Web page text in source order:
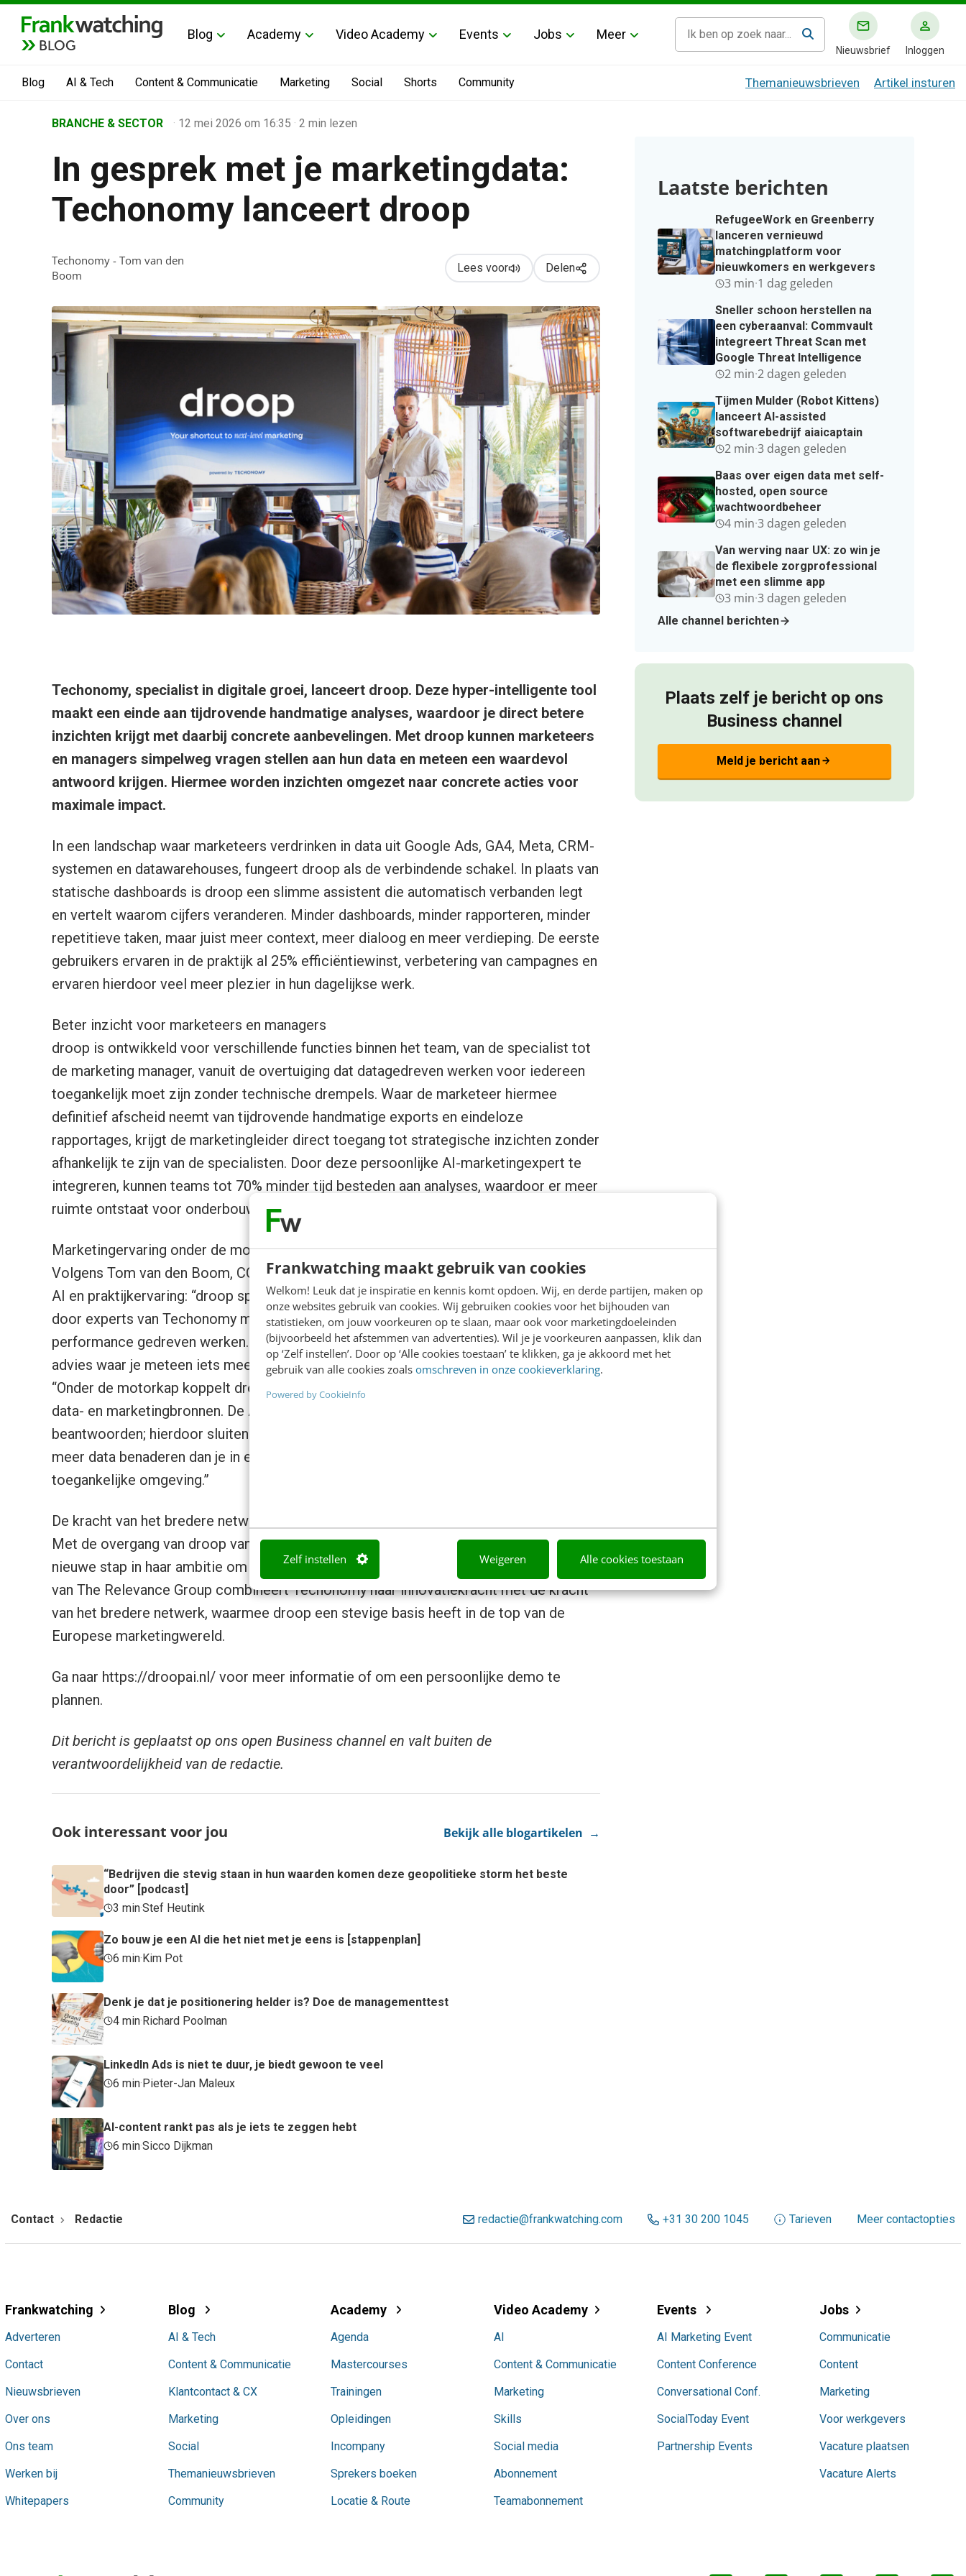
Frankwatching maakt gebruik van cookies
Welkom! Leuk dat je inspiratie en kennis komt opdoen. Wij, en derde partijen, maken op
onze websites gebruik van cookies. Wij gebruiken cookies voor het bijhouden van
statistieken, om jouw voorkeuren op te slaan, maar ook voor marketingdoeleinden
(bijvoorbeeld het afstemmen van advertenties). Wil je je voorkeuren aanpassen, klik dan
op ‘Zelf instellen’. Door op ‘Alle cookies toestaan’ te klikken, ga je akkoord met het
gebruik van alle cookies zoals omschreven in onze cookieverklaring.
Powered by CookieInfo
Zelf instellen Weigeren Alle cookies toestaan
BLOG
Blog Academy Video Academy Events Jobs Meer
Nieuwsbrief Inloggen
Blog AI & Tech Content & Communicatie Marketing Social Shorts Community Themanieuwsbrieven Artikel insturen
Business Channel
›
In gesprek met je marketingdata: Techonomy lanceert droop
BRANCHE & SECTOR · 12 mei 2026 om 16:35 · 2 min lezen
In gesprek met je marketingdata:
Techonomy lanceert droop
Techonomy - Tom van den
Boom
Lees voor Delen
Techonomy, specialist in digitale groei, lanceert droop. Deze hyper-intelligente tool
maakt een einde aan tijdrovende handmatige analyses, waardoor je direct betere
inzichten krijgt met daarbij concrete aanbevelingen. Met droop kunnen marketeers
en managers simpelweg vragen stellen aan hun data en meteen een waardevol
antwoord krijgen. Hiermee worden inzichten omgezet naar concrete acties voor
maximale impact.
In een landschap waar marketeers verdrinken in data uit Google Ads, GA4, Meta, CRM-
systemen en datawarehouses, fungeert droop als de verbindende schakel. In plaats van
statische dashboards is droop een slimme assistent die automatisch verbanden legt
en vertelt waarom cijfers veranderen. Minder dashboards, minder rapporteren, minder
repetitieve taken, maar juist meer context, meer dialoog en meer verdieping. De eerste
gebruikers ervaren in de praktijk al 25% efficiëntiewinst, verbetering van campagnes en
ervaren hierdoor veel meer plezier in hun dagelijkse werk.
Beter inzicht voor marketeers en managers
droop is ontwikkeld voor verschillende functies binnen het team, van de specialist tot
de marketing manager, vanuit de overtuiging dat datagedreven werken voor iedereen
toegankelijk moet zijn zonder technische drempels. Waar de marketeer hiermee
definitief afscheid neemt van tijdrovende handmatige exports en eindeloze
rapportages, krijgt de marketingleider direct toegang tot strategische inzichten zonder
afhankelijk te zijn van de specialisten. Door deze persoonlijke AI-marketingexpert te
integreren, kunnen teams tot 70% minder tijd besteden aan analyses, waardoor er meer
ruimte ontstaat voor onderbouwde besluitvorming, creativiteit en groei.
Marketingervaring onder de motorkap
Volgens Tom van den Boom, COO van Techonomy, zit de kracht in de combinatie van
AI en praktijkervaring: “droop spreekt de taal van de marketeer omdat het is gebouwd
door experts van Techonomy met samen meer dan dertig jaar ervaring in data en
performance gedreven werken. We geven geen generieke antwoorden, maar specifiek
advies waar je meteen iets mee kunt.” Daan Luttik, CTO van Techonomy, vult aan:
“Onder de motorkap koppelt droop de beste AI-technieken rechtstreeks aan je eigen
data- en marketingbronnen. De AI bepaalt welke data nodig is om de vraag te
beantwoorden; hierdoor sluiten de inzichten altijd naadloos aan op de vraag, kan je
meer data benaderen dan je in een dashboard ziet en blijf je tegelijk in een veilige én
toegankelijke omgeving.”
De kracht van het bredere netwerk van The Relevance Group
Met de overgang van droop van de bètafase naar de brede markt zet Techonomy een
nieuwe stap in haar ambitie om opinieleider te zijn in de digitale keten. Als onderdeel
van The Relevance Group combineert Techonomy haar innovatiekracht met de kracht
van het bredere netwerk, waarmee droop een stevige basis heeft in de top van de
Europese marketingwereld.
Ga naar https://droopai.nl/ voor meer informatie of om een persoonlijke demo te
plannen.
Dit bericht is geplaatst op ons open Business channel en valt buiten de
verantwoordelijkheid van de redactie.
Ook interessant voor jou Bekijk alle blogartikelen →
“Bedrijven die stevig staan in hun waarden komen deze geopolitieke storm het beste
door” [podcast]
3 min·Stef Heutink
Zo bouw je een AI die het niet met je eens is [stappenplan]
6 min·Kim Pot
Denk je dat je positionering helder is? Doe de managementtest
4 min·Richard Poolman
LinkedIn Ads is niet te duur, je biedt gewoon te veel
6 min·Pieter-Jan Maleux
AI-content rankt pas als je iets te zeggen hebt
6 min·Sicco Dijkman
Laatste berichten
RefugeeWork en Greenberry
lanceren vernieuwd
matchingplatform voor
nieuwkomers en werkgevers
3 min·1 dag geleden
Sneller schoon herstellen na
een cyberaanval: Commvault
integreert Threat Scan met
Google Threat Intelligence
2 min·2 dagen geleden
Tijmen Mulder (Robot Kittens)
lanceert AI-assisted
softwarebedrijf aiaicaptain
2 min·3 dagen geleden
Baas over eigen data met self-
hosted, open source
wachtwoordbeheer
4 min·3 dagen geleden
Van werving naar UX: zo win je
de flexibele zorgprofessional
met een slimme app
3 min·3 dagen geleden
Alle channel berichten
Plaats zelf je bericht op ons
Business channel
Meld je bericht aanarrow_forward
Contact Redactie redactie@frankwatching.com +31 30 200 1045 Tarieven Meer contactopties
Frankwatching
Adverteren
Contact
Nieuwsbrieven
Over ons
Ons team
Werken bij
Whitepapers
Blog
AI & Tech
Content & Communicatie
Klantcontact & CX
Marketing
Social
Themanieuwsbrieven
Community
Academy
Agenda
Mastercourses
Trainingen
Opleidingen
Incompany
Sprekers boeken
Locatie & Route
Video Academy
AI
Content & Communicatie
Marketing
Skills
Social media
Abonnement
Teamabonnement
Events
AI Marketing Event
Content Conference
Conversational Conf.
SocialToday Event
Partnership Events
Jobs
Communicatie
Content
Marketing
Voor werkgevers
Vacature plaatsen
Vacature Alerts